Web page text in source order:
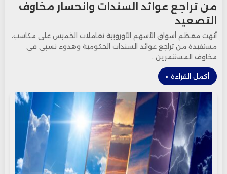
من تراجع عوائد السندات وانحسار مخاوف
التصعيد
أنهت معظم أسواق الأسهم الأوروبية تعاملات الخميس على مكاسب،
مستفيدة من تراجع عوائد السندات الحكومية وهدوء نسبي في
مخاوف المستثمرين…
أكمل القراءة »